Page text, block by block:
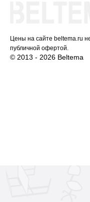
Цены на сайте beltema.ru
публичной офертой.
© 2013 - 2026 Beltema